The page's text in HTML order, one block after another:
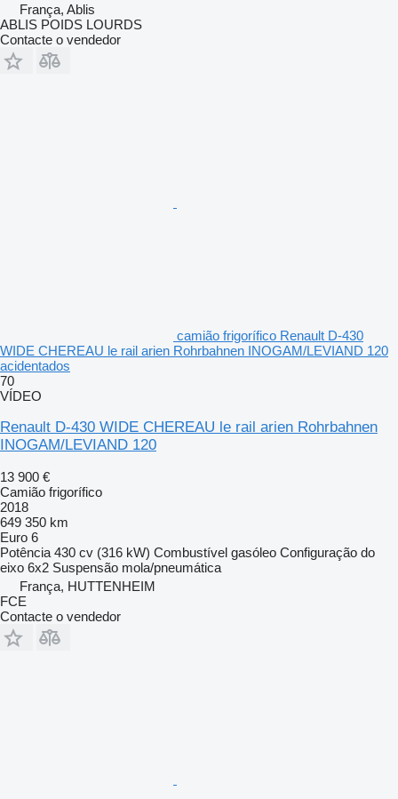
França, Ablis
ABLIS POIDS LOURDS
Contacte o vendedor
camião frigorífico Renault D-430
WIDE CHEREAU le rail arien Rohrbahnen INOGAM/LEVIAND 120
acidentados
70
VÍDEO
Renault D-430 WIDE CHEREAU le rail arien Rohrbahnen
INOGAM/LEVIAND 120
13 900 €
Camião frigorífico
2018
649 350 km
Euro 6
Potência 430 cv (316 kW) Combustível gasóleo Configuração do
eixo 6x2 Suspensão mola/pneumática
França, HUTTENHEIM
FCE
Contacte o vendedor